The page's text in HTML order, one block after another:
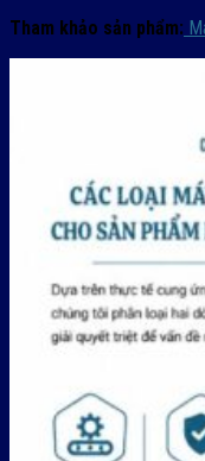
Tham khảo sản phẩm: